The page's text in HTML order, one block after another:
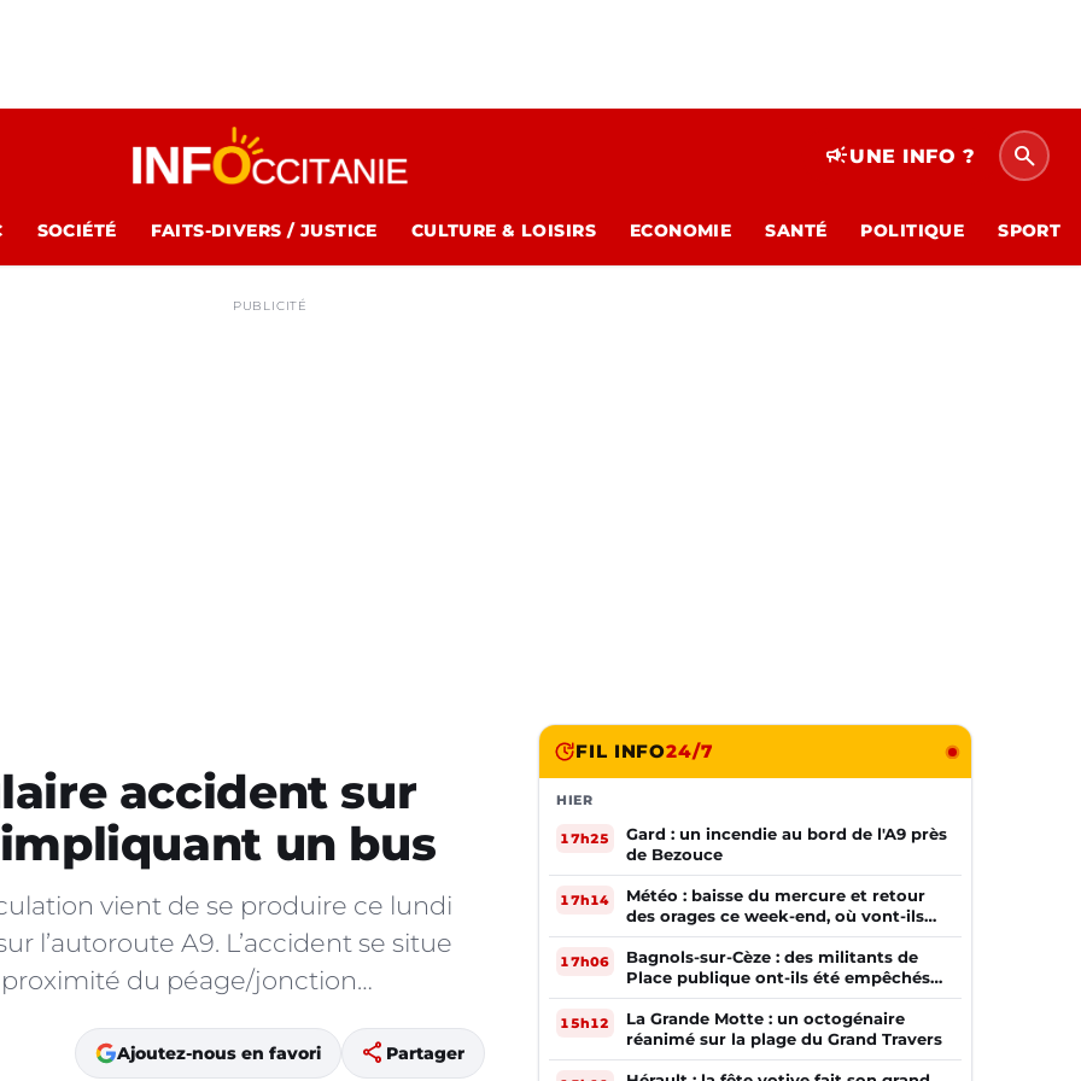
campaignUNE INFO ? search
SOCIÉTÉ FAITS-DIVERS / JUSTICE CULTURE & LOISIRS ECONOMIE SANTÉ POLITIQUE SPORT
PUBLICITÉ
accident sur
un bus
vient de se produire ce lundi
l’autoroute A9. L’accident se situe
du péage/jonction…
Ajoutez-nous en favori share Partager
FIL INFO24/7
HIER
17h25
Gard : un incendie au bord de l'A9 près
de Bezouce
17h14
Météo : baisse du mercure et retour
des orages ce week-end, où vont-ils
frapper ?
17h06
Bagnols-sur-Cèze : des militants de
Place publique ont-ils été empêchés
de tracter par la mairie ?
15h12
La Grande Motte : un octogénaire
réanimé sur la plage du Grand Travers